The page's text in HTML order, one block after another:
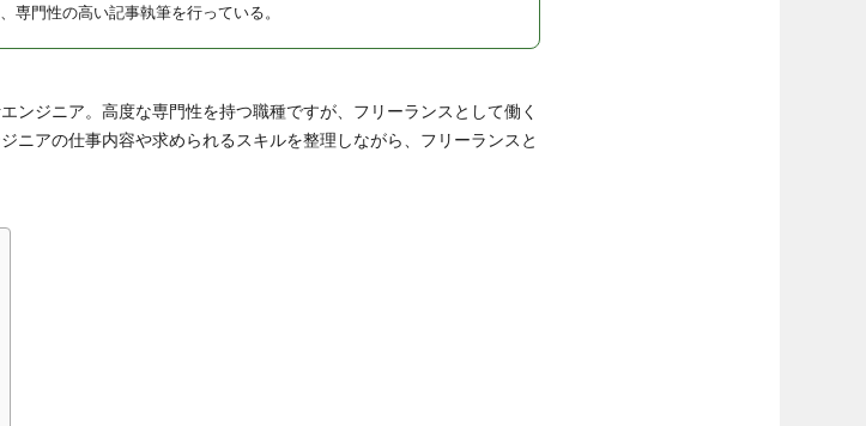
専門性の高い記事執筆を行っている。
ンジニア。高度な専門性を持つ職種ですが、フリーランスとして働く
ニアの仕事内容や求められるスキルを整理しながら、フリーランスと